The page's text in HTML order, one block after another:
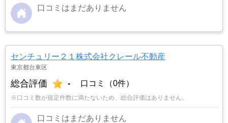
口コミはまだありません
センチュリー２１株式会社クレール不動産
東京都台東区
総合評価 - 口コミ（0件）
※口コミ数が規定件数に満たないため、総合評価はありません。
口コミはまだありません